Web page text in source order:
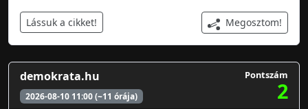
Lássuk a cikket! Megosztom!
demokrata.hu
2026-08-10 11:00 (~11 órája)
Pontszám
2